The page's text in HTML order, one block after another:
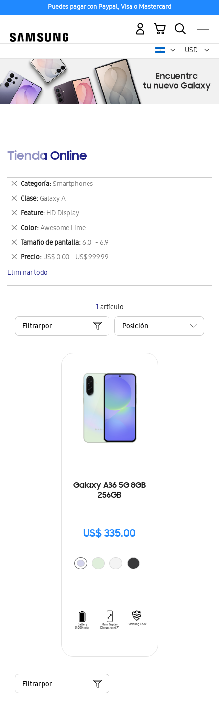
Puedes pagar con Paypal, Visa o Mastercard
USD -
dólar
Mi carrito
Tienda Online
1artículo
Filtrar por
Galaxy A36 5G 8GB
256GB
US$ 335.00
Filtrar por
Categoría Smartphones
Eliminar
este
artículo
Clase Galaxy A
Eliminar
este
artículo
Feature HD Display
Eliminar
este
artículo
Color Awesome Lime
Eliminar
este
artículo
Tamaño de pantalla 6.0" - 6.9"
Eliminar
este
artículo
Precio US$ 0.00 - US$ 999.99
Eliminar
este
artículo
Eliminar todo